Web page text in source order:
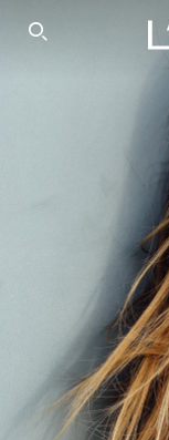
SEARCH THIS SITE